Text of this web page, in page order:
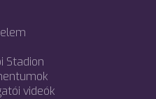
Stadion
videók